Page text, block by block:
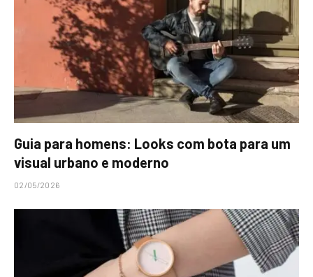
Guia para homens: Looks com bota para um
visual urbano e moderno
02/05/2026